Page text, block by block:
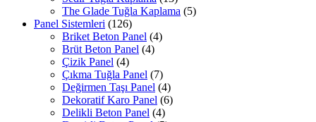
The Glade Tuğla Kaplama (5)
Panel Sistemleri (126)
Briket Beton Panel (4)
Brüt Beton Panel (4)
Çizik Panel (4)
Çıkma Tuğla Panel (7)
Değirmen Taşı Panel (4)
Dekoratif Karo Panel (6)
Delikli Beton Panel (4)